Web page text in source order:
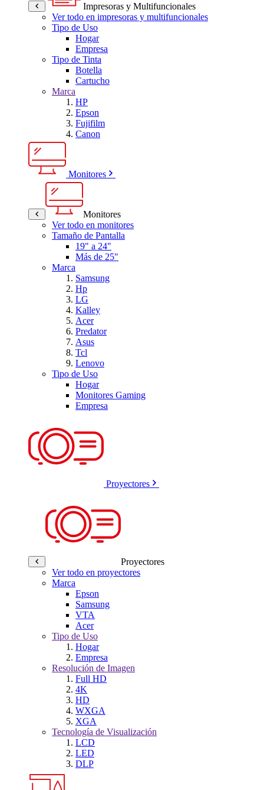
Impresoras y Multifuncionales
Ver todo en impresoras y multifuncionales
Tipo de Uso
Hogar
Empresa
Tipo de Tinta
Botella
Cartucho
Marca
HP
Epson
Fujifilm
Canon
Monitores
Monitores
Ver todo en monitores
Tamaño de Pantalla
19" a 24"
Más de 25"
Marca
Samsung
Hp
LG
Kalley
Acer
Predator
Asus
Tcl
Lenovo
Tipo de Uso
Hogar
Monitores Gaming
Empresa
Proyectores
Proyectores
Ver todo en proyectores
Marca
Epson
Samsung
VTA
Acer
Tipo de Uso
Hogar
Empresa
Resolución de Imagen
Full HD
4K
HD
WXGA
XGA
Tecnología de Visualización
LCD
LED
DLP